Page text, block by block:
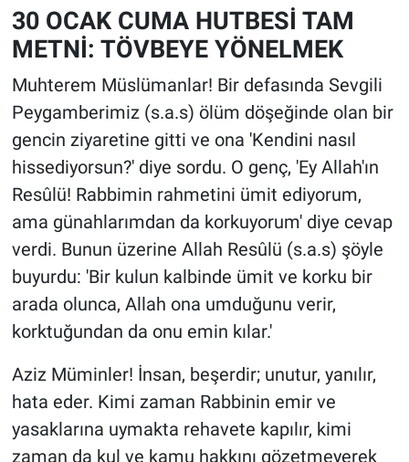
30 OCAK CUMA HUTBESİ TAM
METNİ: TÖVBEYE YÖNELMEK
Muhterem Müslümanlar! Bir defasında Sevgili
Peygamberimiz (s.a.s) ölüm döşeğinde olan bir
gencin ziyaretine gitti ve ona 'Kendini nasıl
hissediyorsun?' diye sordu. O genç, 'Ey Allah'ın
Resûlü! Rabbimin rahmetini ümit ediyorum,
ama günahlarımdan da korkuyorum' diye cevap
verdi. Bunun üzerine Allah Resûlü (s.a.s) şöyle
buyurdu: 'Bir kulun kalbinde ümit ve korku bir
arada olunca, Allah ona umduğunu verir,
korktuğundan da onu emin kılar.'
Aziz Müminler! İnsan, beşerdir; unutur, yanılır,
hata eder. Kimi zaman Rabbinin emir ve
yasaklarına uymakta rehavete kapılır, kimi
zaman da kul ve kamu hakkını gözetmeyerek